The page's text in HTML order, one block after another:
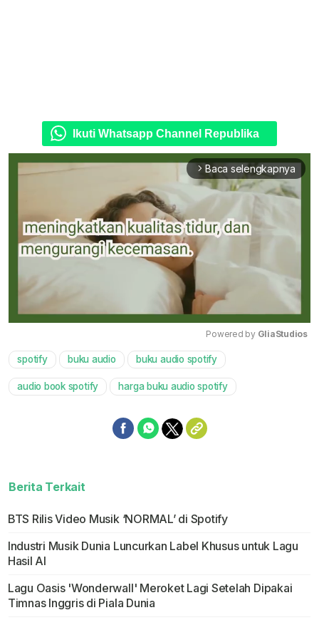
Ikuti Whatsapp Channel Republika
arrow_forward_ios Baca selengkapnya
Powered by GliaStudios
spotify buku audio buku audio spotify
audio book spotify harga buku audio spotify
Berita Terkait
BTS Rilis Video Musik ‘NORMAL’ di Spotify
Industri Musik Dunia Luncurkan Label Khusus untuk Lagu
Hasil AI
Lagu Oasis 'Wonderwall' Meroket Lagi Setelah Dipakai
Timnas Inggris di Piala Dunia